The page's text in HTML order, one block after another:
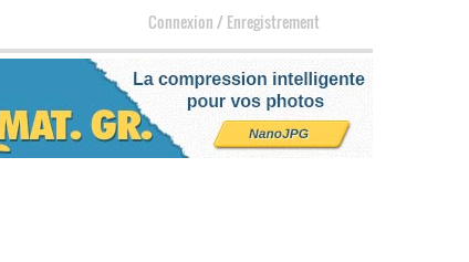
Connexion/Enregistrement